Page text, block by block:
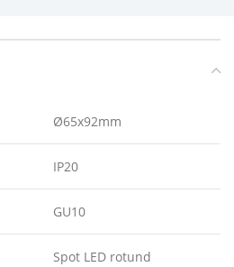
Ø65x92mm
IP20
GU10
Spot LED rotund